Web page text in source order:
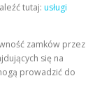
tutaj: usługi
zamków przez
się na
prowadzić do